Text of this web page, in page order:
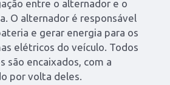
entre o alternador e o
O alternador é responsável
e gerar energia para os
elétricos do veículo. Todos
são encaixados, com a
por volta deles.